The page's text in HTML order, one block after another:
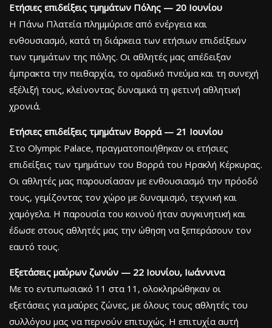
Ετήσιες επιδείξεις τμημάτων Πόλης — 20 Ιουνίου
Η Πάνω Πλατεία πλημμύρισε από ενέργεια και
ενθουσιασμό, κατά τη διάρκεια των ετήσιων επιδείξεων
των τμημάτων της πόλης. Οι αθλητές μας απέδειξαν
έμπρακτα την πειθαρχία, το ομαδικό πνεύμα και τη συνεχή
εξέλιξή τους, κλείνοντας δυναμικά τη φετινή αθλητική
χρονιά.
Ετήσιες επιδείξεις τμημάτων Βορρά — 21 Ιουνίου
Στο Olympic Palace, πραγματοποιήθηκαν οι ετήσιες
επιδείξεις των τμημάτων του Βορρά του Ηρακλή Κέρκυρας.
Οι αθλητές μας παρουσίασαν με ενθουσιασμό την πρόοδό
τους, γεμίζοντας τον χώρο με δυναμισμό, τεχνική και
χαμόγελα. Η παρουσία του κοινού ήταν συγκινητική και
έδωσε στους αθλητές μας την ώθηση να ξεπεράσουν τον
εαυτό τους.
Εξετάσεις μαύρων ζωνών — 22 Ιουνίου, Ιωάννινα
Με το εντυπωσιακό 11 στα 11, ολοκληρώθηκαν οι
εξετάσεις για μαύρες ζώνες, με όλους τους αθλητές του
συλλόγου μας να περνούν επιτυχώς. Η επιτυχία αυτή